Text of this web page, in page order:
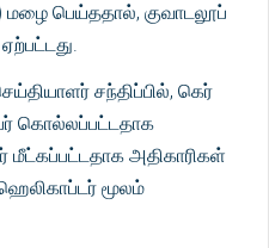
பெய்ததால், குவாடலூப்
சந்திப்பில், கெர்
கொல்லப்பட்டதாக
மீட்கப்பட்டதாக அதிகாரிகள்
மூலம்